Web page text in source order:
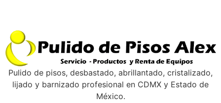
Pulido de pisos, desbastado, abrillantado, cristalizado,
lijado y barnizado profesional en CDMX y Estado de
México.